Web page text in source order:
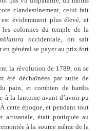
clandestinement, celui fait
évidemment plus élevé, et
les colonnes du temple de la
occidentale, on sait
général se payer au prix fort
la révolution de 1789, on se
été déchaînées par suite de
pain, et combien de hardis
à la lanterne avant d’avoir pu
cette époque, et pendant tout
artisanale, était pratiquée au
à la source même de la